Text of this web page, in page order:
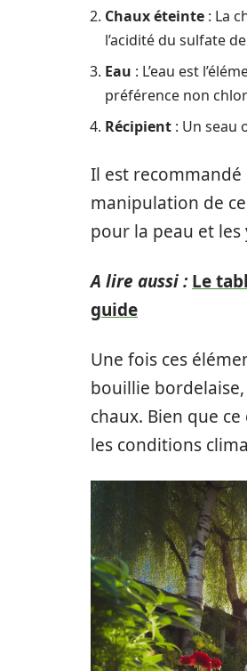
Chaux éteinte : La
l’acidité du sulfate
Eau : L’eau est
préférence non
Récipient : Un seau
Il est
manipulation de
pour la peau et les
A lire aussi : Le
guide
Une fois ces
bouillie
chaux. Bien que
les conditions